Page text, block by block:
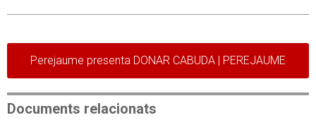
Perejaume presenta DONAR CABUDA | PEREJAUME
Documents relacionats